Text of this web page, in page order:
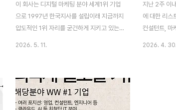
이 회사는 디지털 마케팅 분야 세계1위 기업
으로 1997년 한국지사를 설립이래 지금까지
압도적인 1위 자리를 굳건하게 지키고 있는
글 참고 바랍니다.
https://behuni.com/2026/05/dimasolnum1.html
2026. 5. 11.
지난 2주 이
에 대한 리스
컨설턴트, 마
2026. 4. 30.